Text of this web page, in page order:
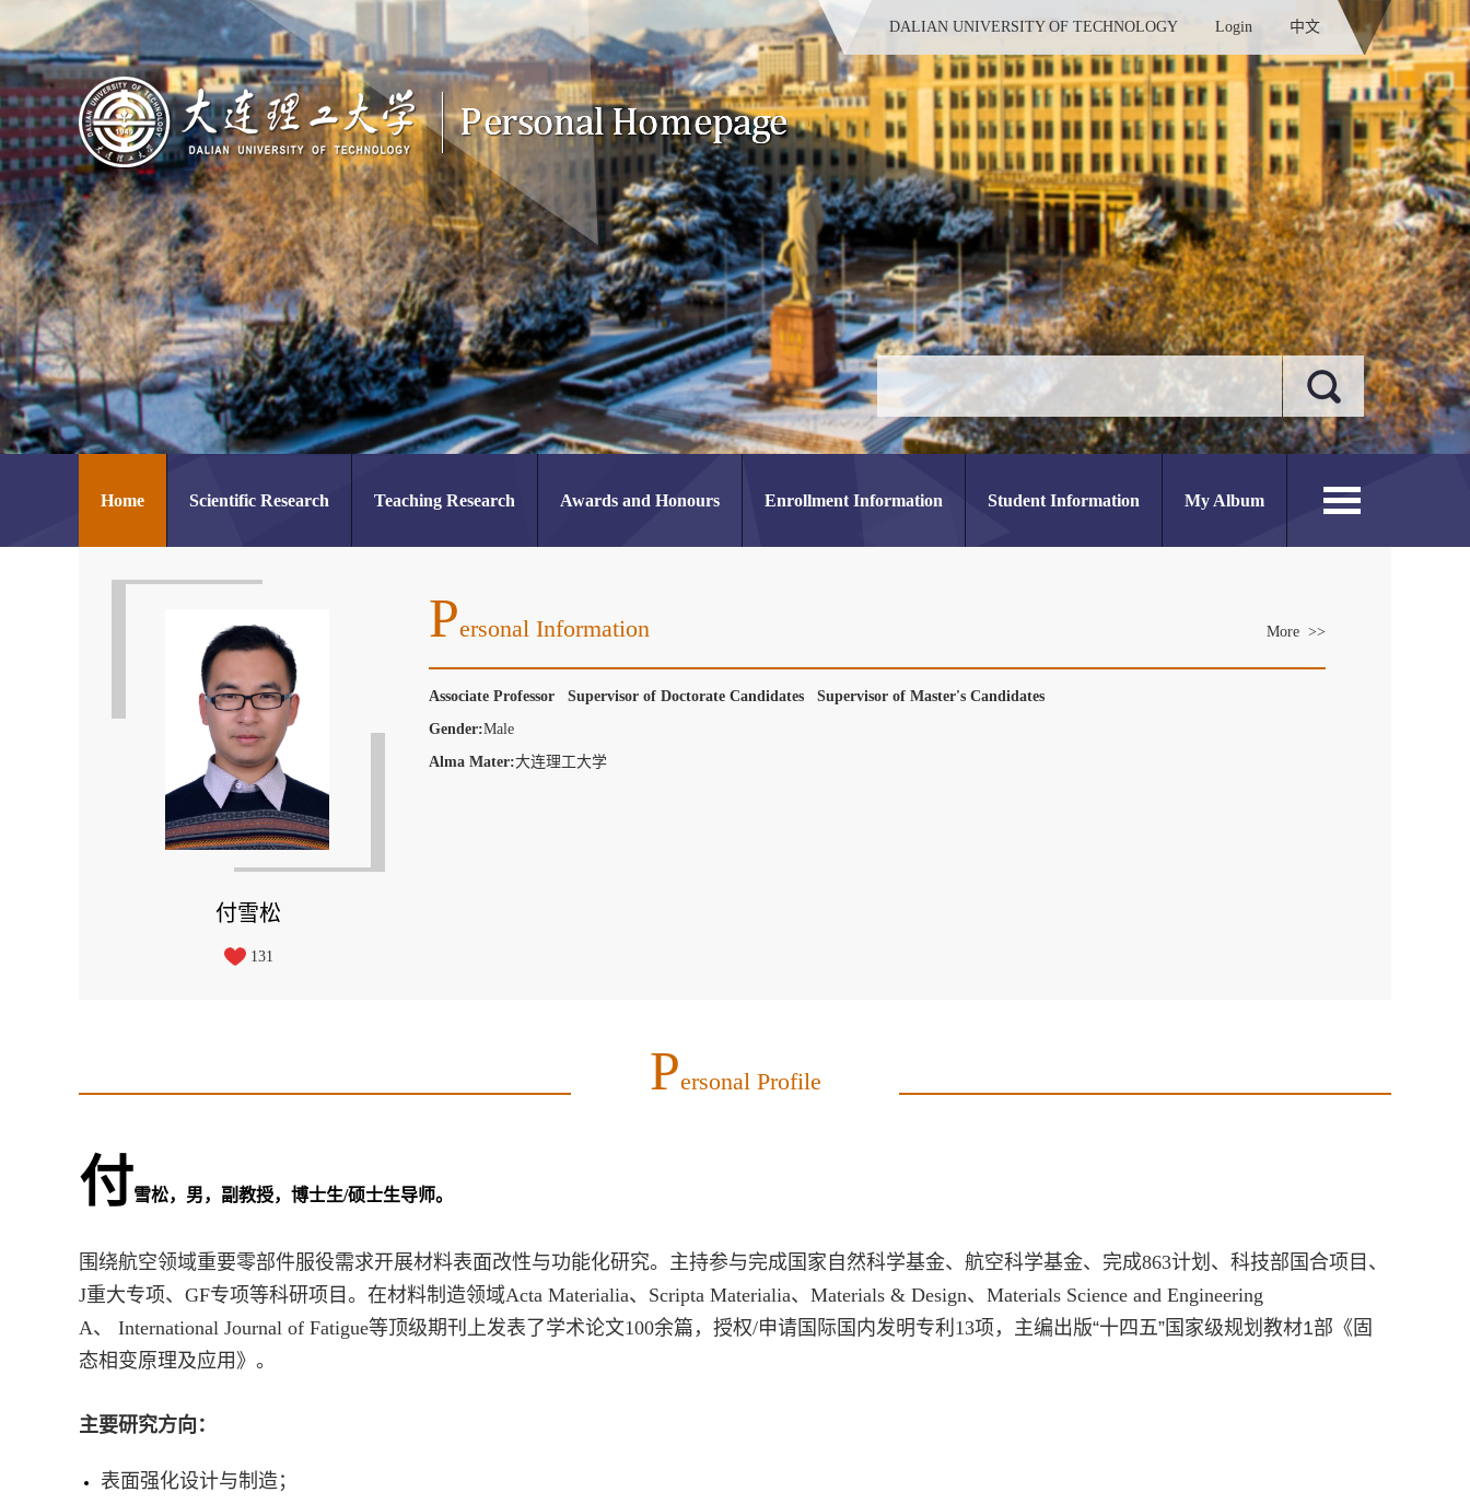
DALIAN UNIVERSITY OF TECHNOLOGY Login 中文
Home Scientific Research Teaching Research Awards and Honours Enrollment Information Student Information My Album
付雪松
131
PErsonal Information More >>
Associate Professor Supervisor of Doctorate Candidates Supervisor of Master's Candidates
Gender:Male
Alma Mater:大连理工大学
PErsonal Profile
付雪松，男，副教授，博士生/硕士生导师。
围绕航空领域重要零部件服役需求开展材料表面改性与功能化研究。主持参与完成国家自然科学基金、航空科学基金、 完成863计划、科技部国合项目、
J重大专项、 GF专项等科研项目。 在材料制造领域Acta Materialia、Scripta Materialia、Materials & Design、Materials Science and Engineering
A、 International Journal of Fatigue等顶级期刊上发表了学术论文100余篇，授权/申请国际国内发明专利13项 ， 主编出版“十四五”国家级规划教材1部《固
态相变原理及应用》。
主要研究方向：
表面强化设计与制造；